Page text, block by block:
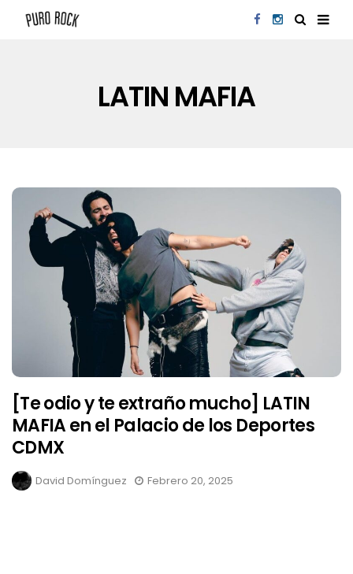
LATIN MAFIA
[Te odio y te extraño mucho] LATIN
MAFIA en el Palacio de los Deportes
CDMX
David Domínguez Febrero 20, 2025